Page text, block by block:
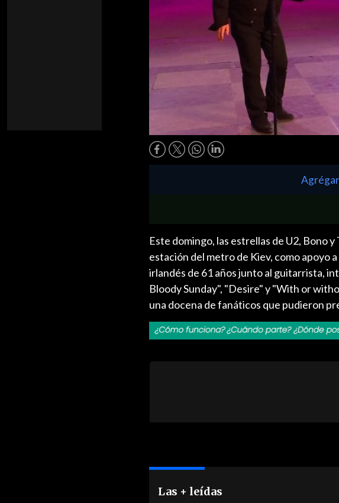
Este domingo, las estrellas de U2, Bono
estación del metro de Kiev, como apoyo
irlandés de 61 años junto al guitarrista,
Bloody Sunday", "Desire" y "With or
una docena de fanáticos que pudieron
Las + leídas